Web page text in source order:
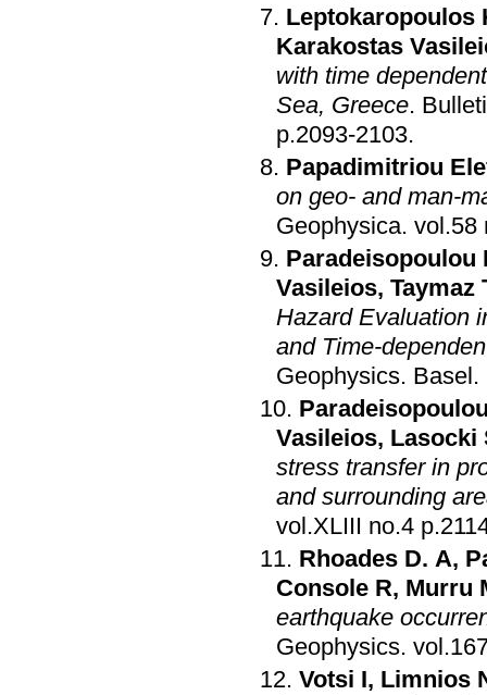
Leptokaropoulos
Karakostas
with time
Sea, Greece.
p.2093-2103.
Papadimitriou
on geo- and man-
Geophysica.
Paradeisopoulou
Vasileios, Taymaz
Hazard Evaluation
and Time-
Geophysics. Basel .
Vasileios, Lasocki
stress transfer in
and surrounding
vol.XLIII
Rhoades D. A,
Console R, Murru
earthquake
Geophysics.
Votsi I, Limnios